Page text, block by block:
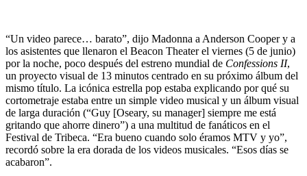
“Un video parece… barato”, dijo Madonna a Anderson Cooper y a
los asistentes que llenaron el Beacon Theater el viernes (5 de junio)
por la noche, poco después del estreno mundial de Confessions II,
un proyecto visual de 13 minutos centrado en su próximo álbum del
mismo título. La icónica estrella pop estaba explicando por qué su
cortometraje estaba entre un simple video musical y un álbum visual
de larga duración (“Guy [Oseary, su manager] siempre me está
gritando que ahorre dinero”) a una multitud de fanáticos en el
Festival de Tribeca. “Era bueno cuando solo éramos MTV y yo”,
recordó sobre la era dorada de los videos musicales. “Esos días se
acabaron”.